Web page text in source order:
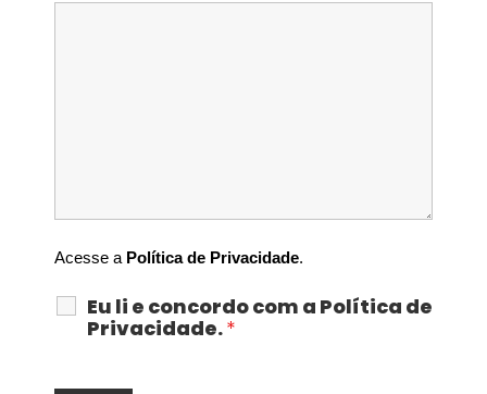
Acesse a Política de Privacidade.
Eu li e concordo com a Política de
Privacidade.*